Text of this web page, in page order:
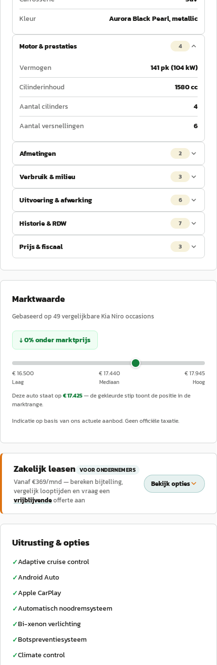
Kleur
Aurora Black Pearl, metallic
Motor & prestaties 4
Vermogen
141 pk (104 kW)
Cilinderinhoud
1580 cc
Aantal cilinders
4
Aantal versnellingen
6
Afmetingen 2
Verbruik & milieu 3
Uitvoering & afwerking 6
Historie & RDW 7
Prijs & fiscaal 3
Marktwaarde
Gebaseerd op 49vergelijkbareKiaNiro occasions
↓0%ondermarktprijs
€ 16.500
Laag
€ 17.440
Mediaan
€ 17.945
Hoog
Deze auto staat op€ 17.425— de gekleurde stip toont de positie in de
marktrange.
Indicatie op basis van ons actuele aanbod. Geen officiële taxatie.
Zakelijk leasen VOOR ONDERNEMERS
Vanaf €369/mnd — bereken bijtelling,
vergelijk looptijden en vraag een
vrijblijvendeofferte aan
Bekijk opties
Uitrusting & opties
✓Adaptive cruise control
✓Android Auto
✓Apple CarPlay
✓Automatisch noodremsysteem
✓Bi-xenon verlichting
✓Botspreventiesysteem
✓Climate control